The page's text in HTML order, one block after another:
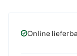
Online